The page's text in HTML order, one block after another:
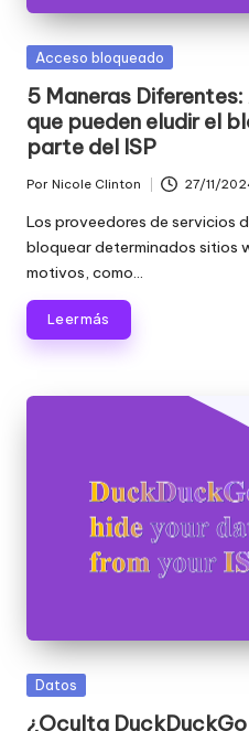
O
k
e
y
P
r
o
x
y
Publicada
Acceso bloqueado
5 Maneras
que pueden eludir el
parte del ISP
por
Por Nicole Clinton 27/11/
Los proveedores de servicios
bloquear determinados sitios
motivos, como...
Leer más
Publicada
Datos
¿Oculta